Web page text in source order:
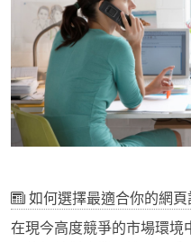
如何選擇最適合你的網
在現今高度競爭的市場環